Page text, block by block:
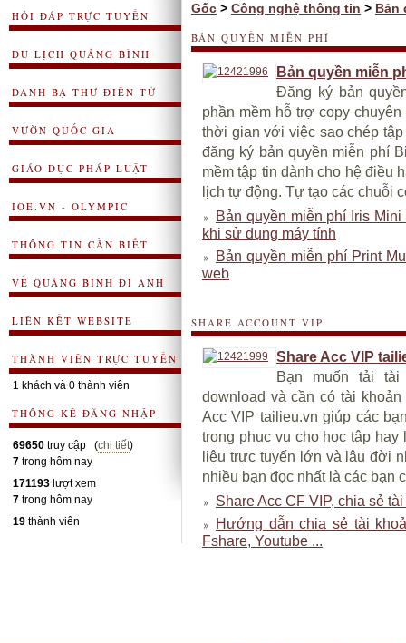
HỎI ĐÁP TRỰC TUYẾN
DU LỊCH QUẢNG BÌNH
DANH BẠ THƯ ĐIỆN TỬ
VƯỜN QUỐC GIA
GIÁO DỤC PHÁP LUẬT
IOE.VN - OLYMPIC
THÔNG TIN CẦN BIẾT
VỀ QUẢNG BÌNH ĐI ANH
LIÊN KẾT WEBSITE
THÀNH VIÊN TRỰC TUYẾN
1 khách và 0 thành viên
THÔNG KÊ ĐĂNG NHẬP
69650 truy cập (chi tiết)
7 trong hôm nay
171193 lượt xem
7 trong hôm nay
19 thành viên
Gốc > Công nghệ thông tin > Bản
BẢN QUYỀN MIỄN PHÍ
Bản quyền miễn
Đăng ký bản
phần mềm hỗ trợ copy
thời gian với việc sao chép
đăng ký bản quyền miễn phí
mềm tập tin dành cho hệ điều
lịch tự động. Tự tạo các chuỗi
Bản quyền miễn phí Iris
khi sử dụng máy tính
Bản quyền miễn phí Print
web
SHARE ACCOUNT VIP
Share Acc VIP
Bạn muốn tải
download và cần có tài
Acc VIP tailieu.vn giúp các
trọng phục vụ cho học tập hay
liệu trực tuyến lớn và lâu đời
nhiều bạn đọc nhất là các bạn
Share Acc CF VIP, chia sẻ
Hướng dẫn chia sẻ tài
Fshare, Youtube ...